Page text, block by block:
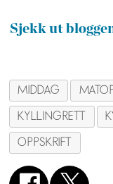
Sjekk ut
MIDDAG
KYLLINGRETT
OPPSKRIFT